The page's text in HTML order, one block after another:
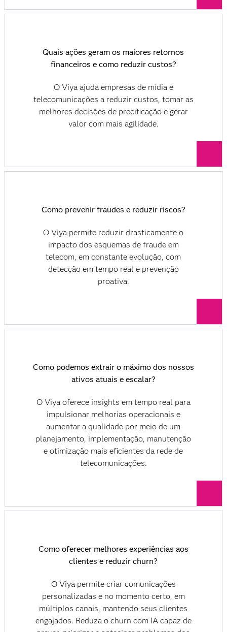
Quais ações geram os maiores retornos
financeiros e como reduzir custos?
O Viya ajuda empresas de mídia e
telecomunicações a reduzir custos, tomar as
melhores decisões de precificação e gerar
valor com mais agilidade.
Como prevenir fraudes e reduzir riscos?
O Viya permite reduzir drasticamente o
impacto dos esquemas de fraude em
telecom, em constante evolução, com
detecção em tempo real e prevenção
proativa.
Como podemos extrair o máximo dos nossos
ativos atuais e escalar?
O Viya oferece insights em tempo real para
impulsionar melhorias operacionais e
aumentar a qualidade por meio de um
planejamento, implementação, manutenção
e otimização mais eficientes da rede de
telecomunicações.
Como oferecer melhores experiências aos
clientes e reduzir churn?
O Viya permite criar comunicações
personalizadas e no momento certo, em
múltiplos canais, mantendo seus clientes
engajados. Reduza o churn com IA capaz de